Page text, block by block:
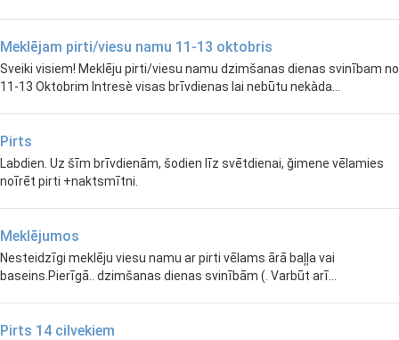
Meklējam pirti/viesu namu 11-13 oktobris
Sveiki visiem! Meklēju pirti/viesu namu dzimšanas dienas svinībam no
11-13 Oktobrim Intresè visas brīvdienas lai nebūtu nekàda...
Pirts
Labdien. Uz šīm brīvdienām, šodien līz svētdienai, ğimene vēlamies
noīrēt pirti +naktsmītni.
Meklējumos
Nesteidzīgi meklēju viesu namu ar pirti vēlams ārā baļļa vai
baseins.Pierīgā.. dzimšanas dienas svinībām (. Varbūt arī...
Pirts 14 cilvekiem